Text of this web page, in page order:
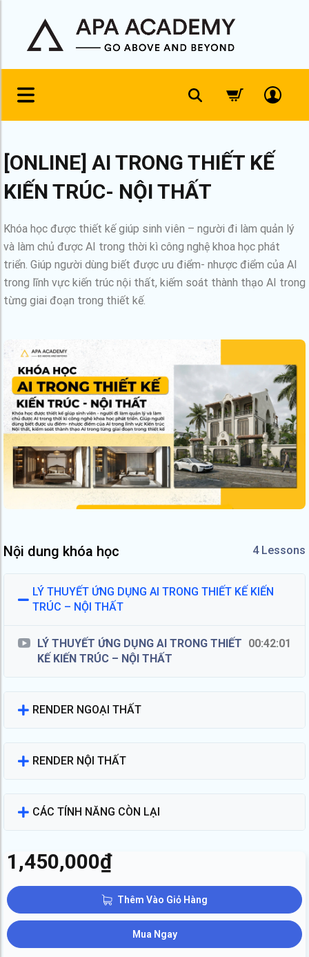
[ONLINE] AI TRONG THIẾT KẾ
KIẾN TRÚC- NỘI THẤT
Khóa học được thiết kế giúp sinh viên – người đi làm quản lý
và làm chủ được AI trong thời kì công nghệ khoa học phát
triển. Giúp người dùng biết được ưu điểm- nhược điểm của AI
trong lĩnh vực kiến trúc nội thất, kiếm soát thành thạo AI trong
từng giai đoạn trong thiết kế.
Nội dung khóa học 4 Lessons
LÝ THUYẾT ỨNG DỤNG AI TRONG THIẾT KẾ KIẾN
TRÚC – NỘI THẤT
LÝ THUYẾT ỨNG DỤNG AI TRONG THIẾT
KẾ KIẾN TRÚC – NỘI THẤT
00:42:01
RENDER NGOẠI THẤT
RENDER NỘI THẤT
CÁC TÍNH NĂNG CÒN LẠI
1,450,000₫
Thêm Vào Giỏ Hàng
Mua Ngay